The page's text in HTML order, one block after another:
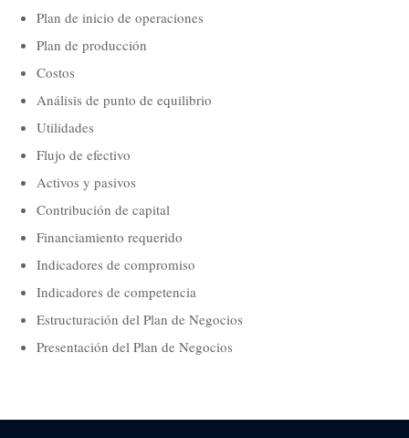
Plan de inicio de operaciones
Plan de producción
Costos
Análisis de punto de equilibrio
Utilidades
Flujo de efectivo
Activos y pasivos
Contribución de capital
Financiamiento requerido
Indicadores de compromiso
Indicadores de competencia
Estructuración del Plan de Negocios
Presentación del Plan de Negocios